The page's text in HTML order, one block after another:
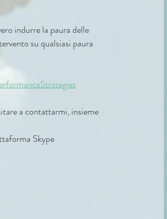
indurre la paura delle
su qualsiasi paura
a contattarmi, insieme
Skype